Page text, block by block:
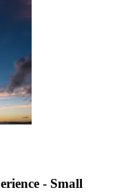
- Small